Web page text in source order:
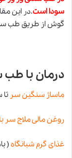
سودا است.در این
گوش از طریق طب
درمان با
ماساژ سنگین سر
روغن مالی ملاج سر
غذای گرم شبانگاه (